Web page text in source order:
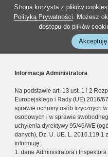
Strona korzysta z plików
Polityką Prywatności. Możesz
dostępu do plików
Informacja Administratora
Na podstawie art. 13 ust. 1 i 2
Europejskiego i Rady (UE) 2016/
sprawie ochrony osób fizycznych
osobowych i w sprawie
uchylenia dyrektywy 95/46/WE
danych), Dz. U. UE. L. 2016.119.1
informuję:
1. dane Administratora i